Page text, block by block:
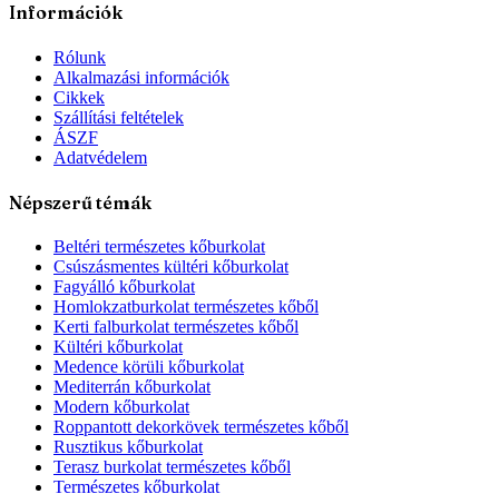
Információk
Rólunk
Alkalmazási információk
Cikkek
Szállítási feltételek
ÁSZF
Adatvédelem
Népszerű témák
Beltéri természetes kőburkolat
Csúszásmentes kültéri kőburkolat
Fagyálló kőburkolat
Homlokzatburkolat természetes kőből
Kerti falburkolat természetes kőből
Kültéri kőburkolat
Medence körüli kőburkolat
Mediterrán kőburkolat
Modern kőburkolat
Roppantott dekorkövek természetes kőből
Rusztikus kőburkolat
Terasz burkolat természetes kőből
Természetes kőburkolat